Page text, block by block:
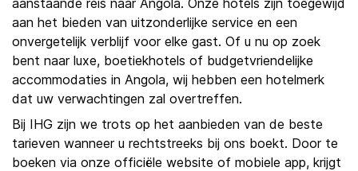
aanstaande reis naar Angola. Onze hotels zijn toegewijd
aan het bieden van uitzonderlijke service en een
onvergetelijk verblijf voor elke gast. Of u nu op zoek
bent naar luxe, boetiekhotels of budgetvriendelijke
accommodaties in Angola, wij hebben een hotelmerk
dat uw verwachtingen zal overtreffen.
Bij IHG zijn we trots op het aanbieden van de beste
tarieven wanneer u rechtstreeks bij ons boekt. Door te
boeken via onze officiële website of mobiele app, krijgt